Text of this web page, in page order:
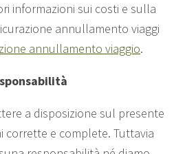
informazioni sui costi e sulla
annullamento viaggi
annullamento viaggio.
a disposizione sul presente
corrette e complete. Tuttavia